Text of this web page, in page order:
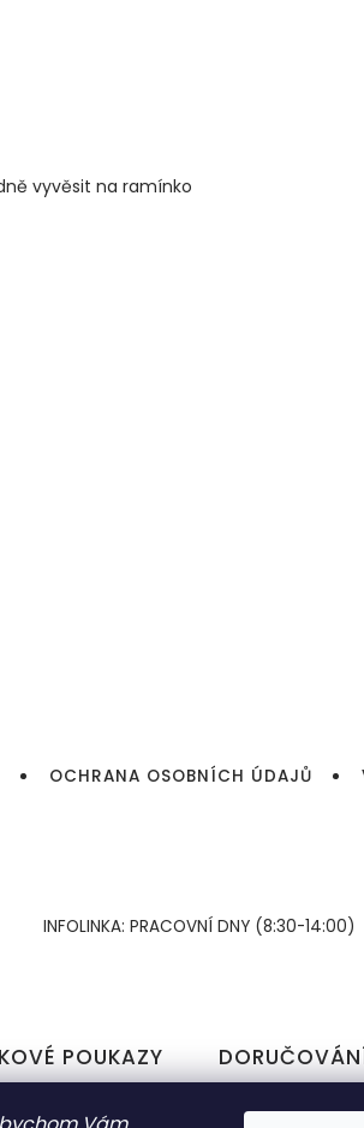
vyvěsit na ramínko
OCHRANA OSOBNÍCH ÚDAJŮ
INFOLINKA: PRACOVNÍ DNY (8:30-14:00)
POUKAZY